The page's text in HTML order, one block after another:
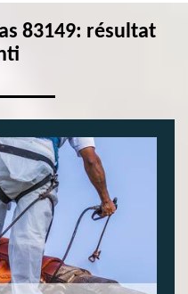
83149: résultat